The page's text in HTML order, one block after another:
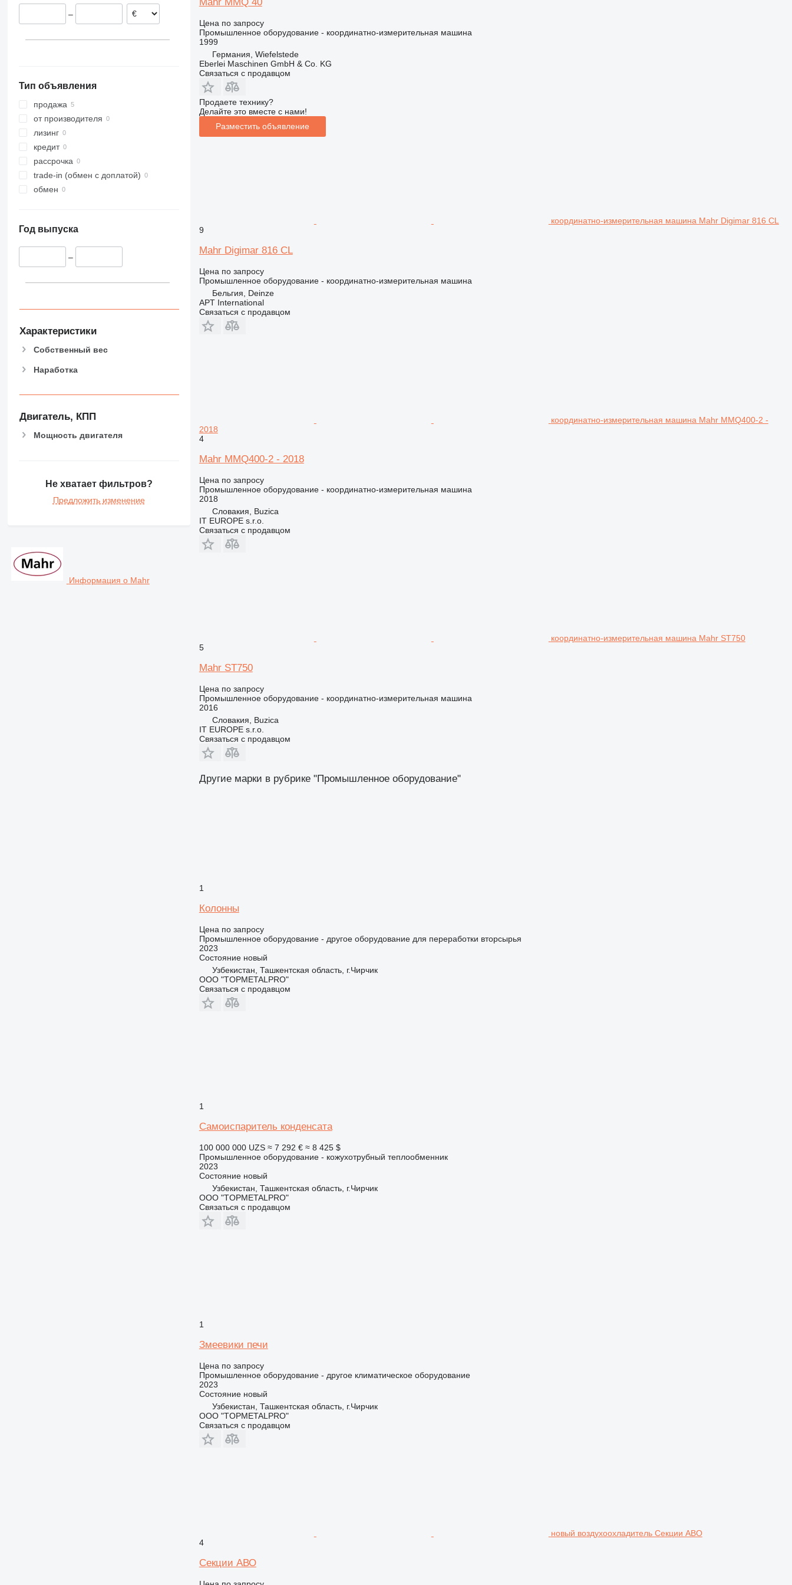
–
Тип объявления
продажа
от производителя
лизинг
кредит
рассрочка
trade-in (обмен с доплатой)
обмен
Год выпуска
–
Характеристики
Собственный вес
Наработка
Двигатель, КПП
Мощность двигателя
Не хватает фильтров?
Предложить изменение
Информация о Mahr
Цена по запросу
Промышленное оборудование - координатно-измерительная машина
1999
Германия, Wiefelstede
Eberlei Maschinen GmbH & Co. KG
Связаться с продавцом
Продаете технику?
Делайте это вместе с нами!
Разместить объявление
координатно-измерительная машина Mahr Digimar 816 CL
9
Mahr Digimar 816 CL
Цена по запросу
Промышленное оборудование - координатно-измерительная машина
Бельгия, Deinze
APT International
Связаться с продавцом
координатно-измерительная машина Mahr MMQ400-2 -
2018
4
Mahr MMQ400-2 - 2018
Цена по запросу
Промышленное оборудование - координатно-измерительная машина
2018
Словакия, Buzica
IT EUROPE s.r.o.
Связаться с продавцом
координатно-измерительная машина Mahr ST750
5
Mahr ST750
Цена по запросу
Промышленное оборудование - координатно-измерительная машина
2016
Словакия, Buzica
IT EUROPE s.r.o.
Связаться с продавцом
Другие марки в рубрике "Промышленное оборудование"
1
Колонны
Цена по запросу
Промышленное оборудование - другое оборудование для переработки вторсырья
2023
Состояниеновый
Узбекистан, Ташкентская область, г.Чирчик
ООО "TOPMETALPRO"
Связаться с продавцом
1
Самоиспаритель конденсата
100 000 000 UZS ≈ 7 292 € ≈ 8 425 $
Промышленное оборудование - кожухотрубный теплообменник
2023
Состояниеновый
Узбекистан, Ташкентская область, г.Чирчик
ООО "TOPMETALPRO"
Связаться с продавцом
1
Змеевики печи
Цена по запросу
Промышленное оборудование - другое климатическое оборудование
2023
Состояниеновый
Узбекистан, Ташкентская область, г.Чирчик
ООО "TOPMETALPRO"
Связаться с продавцом
новый воздухоохладитель Секции АВО
4
Секции АВО